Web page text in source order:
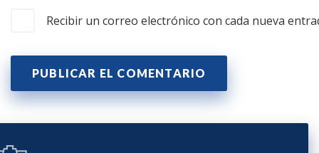
Recibir un correo electrónico con cada nueva